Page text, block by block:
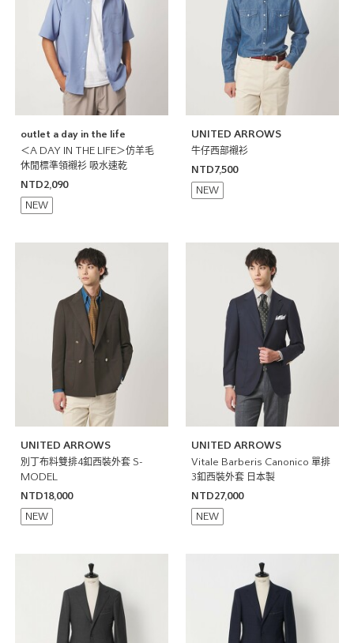
outlet a day in the life
＜A DAY IN THE LIFE＞仿羊毛
休閒標準領襯衫 吸水速乾
NTD2,090
NEW
UNITED ARROWS
牛仔西部襯衫
NTD7,500
NEW
UNITED ARROWS
別丁布料雙排4釦西裝外套 S-
MODEL
NTD18,000
NEW
UNITED ARROWS
Vitale Barberis Canonico 單排
3釦西裝外套 日本製
NTD27,000
NEW